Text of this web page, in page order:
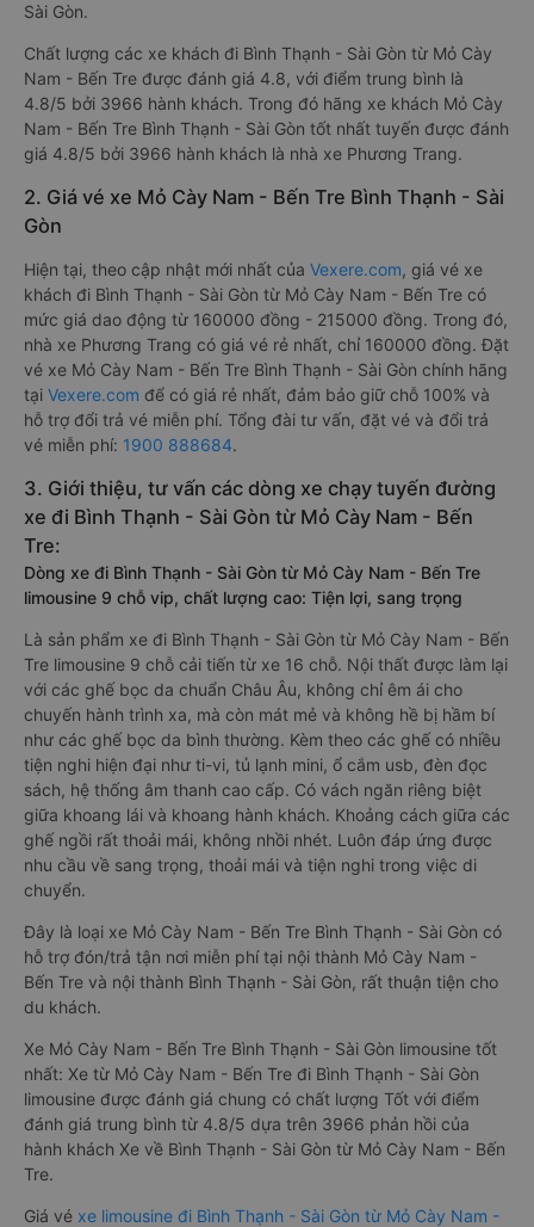
Sài Gòn.
Chất lượng các xe khách đi Bình Thạnh - Sài Gòn từ Mỏ Cày
Nam - Bến Tre được đánh giá 4.8, với điểm trung bình là
4.8/5 bởi 3966 hành khách. Trong đó hãng xe khách Mỏ Cày
Nam - Bến Tre Bình Thạnh - Sài Gòn tốt nhất tuyến được đánh
giá 4.8/5 bởi 3966 hành khách là nhà xe Phương Trang.
2. Giá vé xe Mỏ Cày Nam - Bến Tre Bình Thạnh - Sài
Gòn
Hiện tại, theo cập nhật mới nhất của Vexere.com, giá vé xe
khách đi Bình Thạnh - Sài Gòn từ Mỏ Cày Nam - Bến Tre có
mức giá dao động từ 160000 đồng - 215000 đồng. Trong đó,
nhà xe Phương Trang có giá vé rẻ nhất, chỉ 160000 đồng. Đặt
vé xe Mỏ Cày Nam - Bến Tre Bình Thạnh - Sài Gòn chính hãng
tại Vexere.com để có giá rẻ nhất, đảm bảo giữ chỗ 100% và
hỗ trợ đổi trả vé miễn phí. Tổng đài tư vấn, đặt vé và đổi trả
vé miễn phí: 1900 888684.
3. Giới thiệu, tư vấn các dòng xe chạy tuyến đường
xe đi Bình Thạnh - Sài Gòn từ Mỏ Cày Nam - Bến
Tre:
Dòng xe đi Bình Thạnh - Sài Gòn từ Mỏ Cày Nam - Bến Tre
limousine 9 chỗ vip, chất lượng cao: Tiện lợi, sang trọng
Là sản phẩm xe đi Bình Thạnh - Sài Gòn từ Mỏ Cày Nam - Bến
Tre limousine 9 chỗ cải tiến từ xe 16 chỗ. Nội thất được làm lại
với các ghế bọc da chuẩn Châu Âu, không chỉ êm ái cho
chuyến hành trình xa, mà còn mát mẻ và không hề bị hầm bí
như các ghế bọc da bình thường. Kèm theo các ghế có nhiều
tiện nghi hiện đại như ti-vi, tủ lạnh mini, ổ cắm usb, đèn đọc
sách, hệ thống âm thanh cao cấp. Có vách ngăn riêng biệt
giữa khoang lái và khoang hành khách. Khoảng cách giữa các
ghế ngồi rất thoải mái, không nhồi nhét. Luôn đáp ứng được
nhu cầu về sang trọng, thoải mái và tiện nghi trong việc di
chuyển.
Đây là loại xe Mỏ Cày Nam - Bến Tre Bình Thạnh - Sài Gòn có
hỗ trợ đón/trả tận nơi miễn phí tại nội thành Mỏ Cày Nam -
Bến Tre và nội thành Bình Thạnh - Sài Gòn, rất thuận tiện cho
du khách.
Xe Mỏ Cày Nam - Bến Tre Bình Thạnh - Sài Gòn limousine tốt
nhất: Xe từ Mỏ Cày Nam - Bến Tre đi Bình Thạnh - Sài Gòn
limousine được đánh giá chung có chất lượng Tốt với điểm
đánh giá trung bình từ 4.8/5 dựa trên 3966 phản hồi của
hành khách Xe về Bình Thạnh - Sài Gòn từ Mỏ Cày Nam - Bến
Tre.
Giá vé xe limousine đi Bình Thạnh - Sài Gòn từ Mỏ Cày Nam -